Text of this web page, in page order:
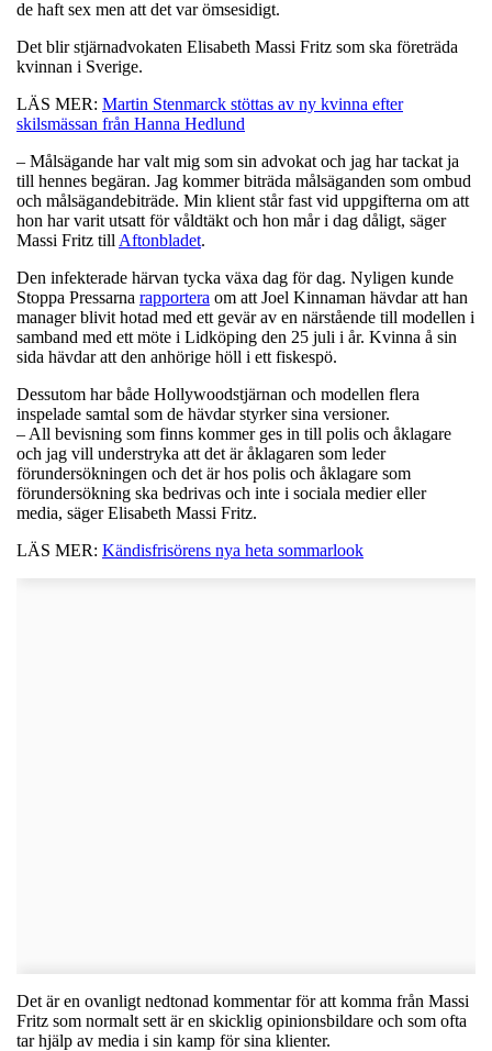
de haft sex men att det var ömsesidigt.
Det blir stjärnadvokaten Elisabeth Massi Fritz som ska företräda
kvinnan i Sverige.
LÄS MER: Martin Stenmarck stöttas av ny kvinna efter
skilsmässan från Hanna Hedlund
– Målsägande har valt mig som sin advokat och jag har tackat ja
till hennes begäran. Jag kommer biträda målsäganden som ombud
och målsägandebiträde. Min klient står fast vid uppgifterna om att
hon har varit utsatt för våldtäkt och hon mår i dag dåligt, säger
Massi Fritz till Aftonbladet.
Den infekterade härvan tycka växa dag för dag. Nyligen kunde
Stoppa Pressarna rapportera om att Joel Kinnaman hävdar att han
manager blivit hotad med ett gevär av en närstående till modellen i
samband med ett möte i Lidköping den 25 juli i år. Kvinna å sin
sida hävdar att den anhörige höll i ett fiskespö.
Dessutom har både Hollywoodstjärnan och modellen flera
inspelade samtal som de hävdar styrker sina versioner.
– All bevisning som finns kommer ges in till polis och åklagare
och jag vill understryka att det är åklagaren som leder
förundersökningen och det är hos polis och åklagare som
förundersökning ska bedrivas och inte i sociala medier eller
media, säger Elisabeth Massi Fritz.
LÄS MER: Kändisfrisörens nya heta sommarlook
Det är en ovanligt nedtonad kommentar för att komma från Massi
Fritz som normalt sett är en skicklig opinionsbildare och som ofta
tar hjälp av media i sin kamp för sina klienter.